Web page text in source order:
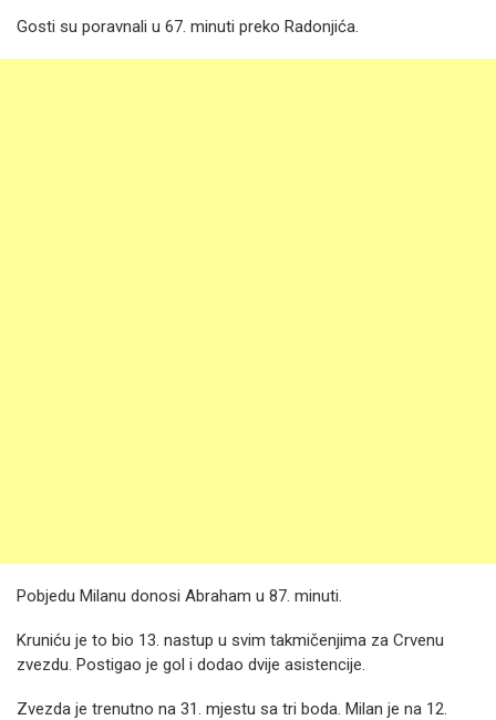
Gosti su poravnali u 67. minuti preko Radonjića.
Pobjedu Milanu donosi Abraham u 87. minuti.
Kruniću je to bio 13. nastup u svim takmičenjima za Crvenu
zvezdu. Postigao je gol i dodao dvije asistencije.
Zvezda je trenutno na 31. mjestu sa tri boda. Milan je na 12.